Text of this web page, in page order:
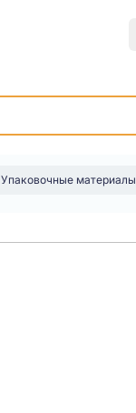
Упаковочные материалы